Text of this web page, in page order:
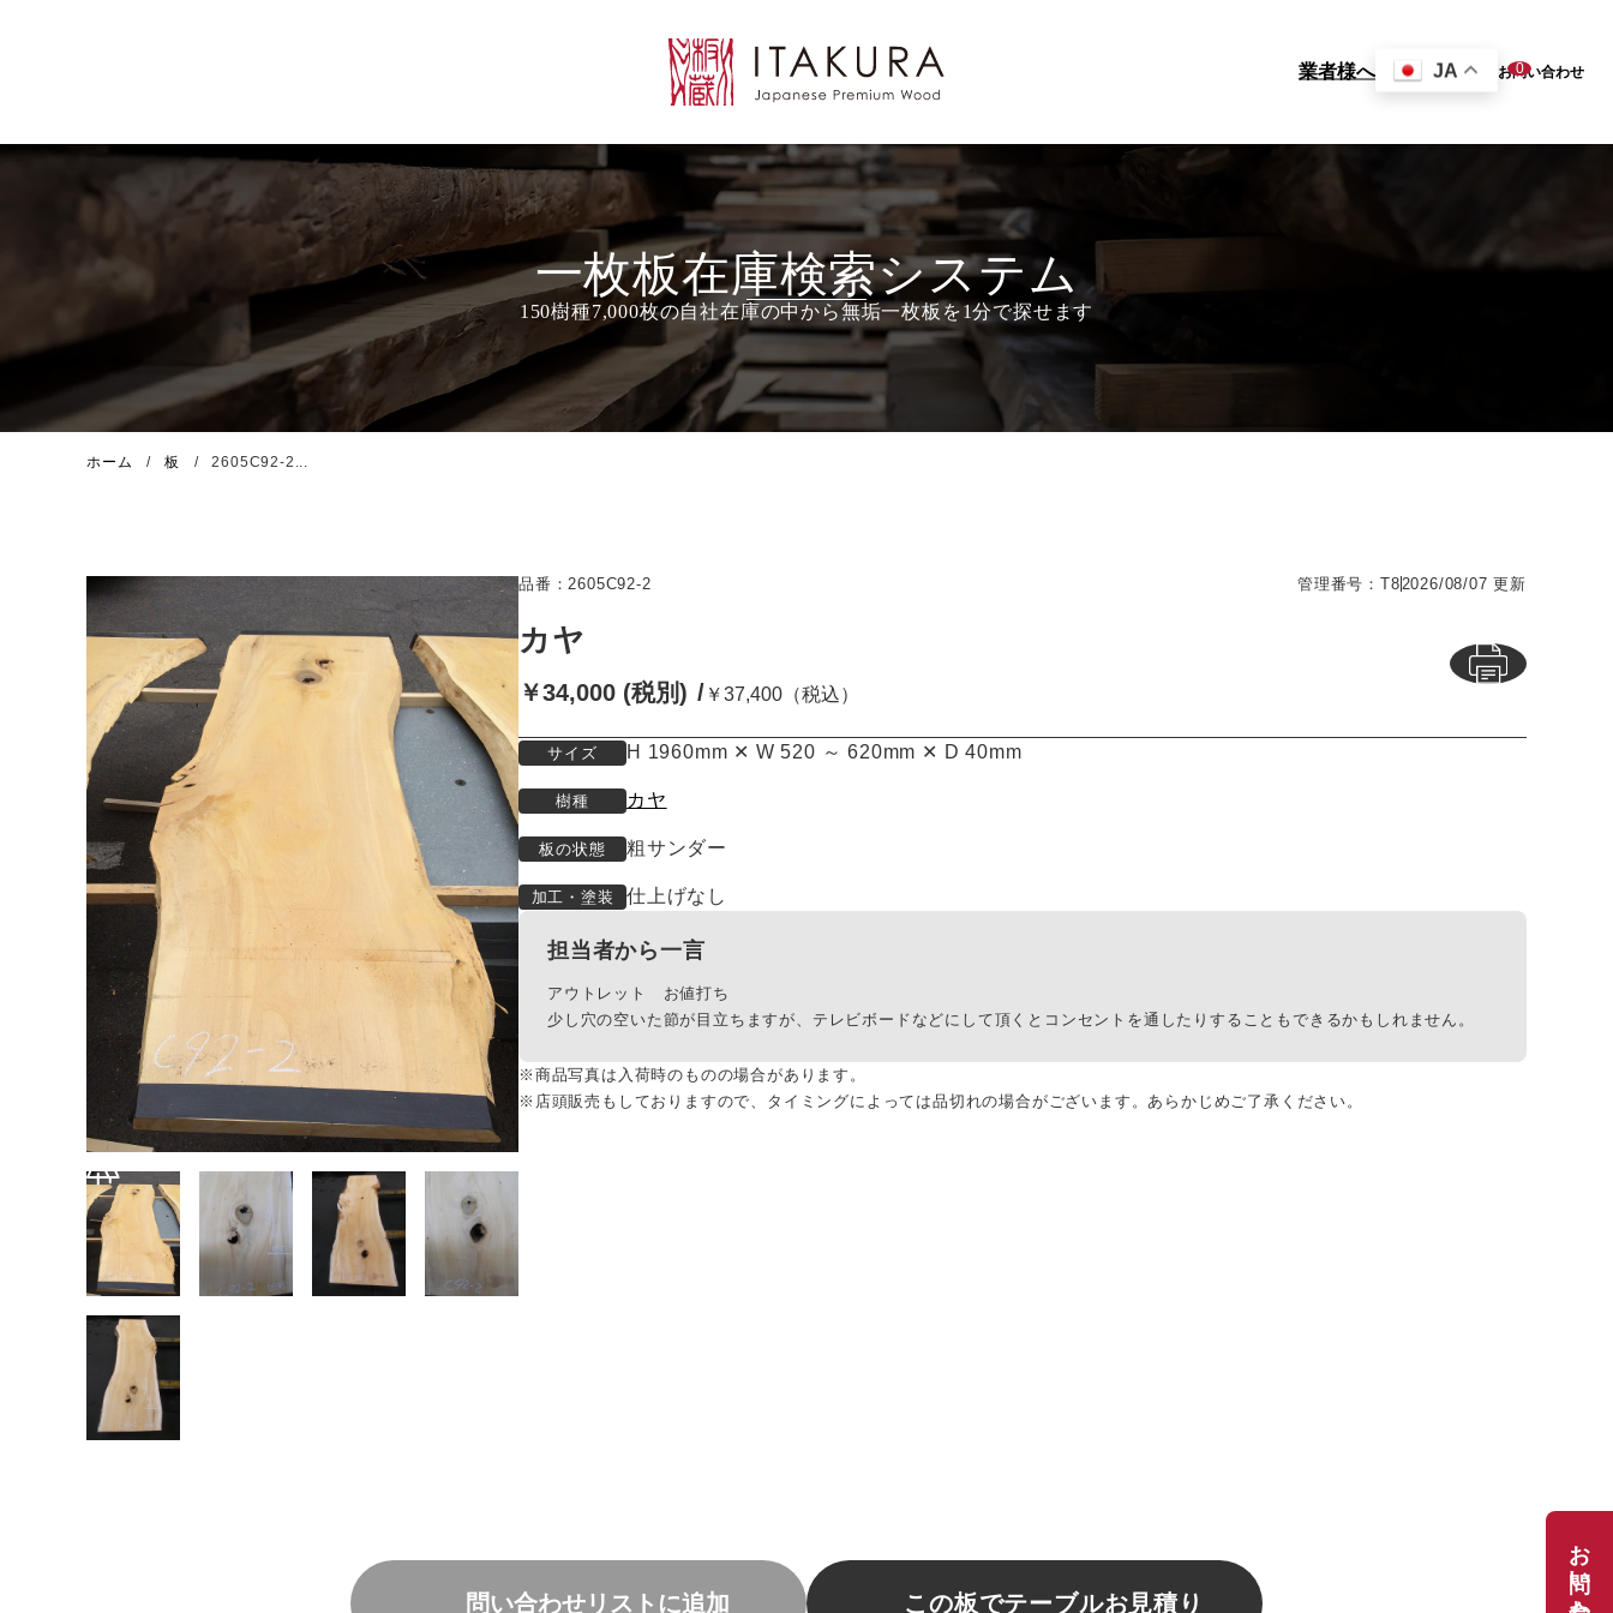
業者様へ JA 0
お問い合わせ
一枚板在庫検索システム
ホーム 板 2605C92-2...
品番：2605C92-2 管理番号：T8 2026/08/07 更新
カヤ
￥34,000 (税別) ￥37,400（税込）
サイズ H 1960mm ✕ W 520 ～ 620mm ✕ D 40mm
樹種 カヤ
板の状態 粗サンダー
加工・塗装 仕上げなし
担当者から一言
アウトレット お値打ち
少し穴の空いた節が目立ちますが、テレビボードなどにして頂くとコンセントを通したりすることもできるかもしれません。
※商品写真は入荷時のものの場合があります。
※店頭販売もしておりますので、タイミングによっては品切れの場合がございます。あらかじめご了承ください。
問い合わせリストに追加 この板でテーブルお見積り